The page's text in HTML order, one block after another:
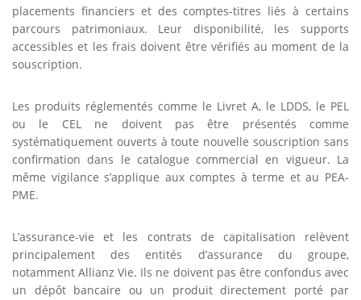
placements financiers et des comptes-titres liés à certains
parcours patrimoniaux. Leur disponibilité, les supports
accessibles et les frais doivent être vérifiés au moment de la
souscription.
Les produits réglementés comme le Livret A, le LDDS, le PEL
ou le CEL ne doivent pas être présentés comme
systématiquement ouverts à toute nouvelle souscription sans
confirmation dans le catalogue commercial en vigueur. La
même vigilance s’applique aux comptes à terme et au PEA-
PME.
L’assurance-vie et les contrats de capitalisation relèvent
principalement des entités d’assurance du groupe,
notamment Allianz Vie. Ils ne doivent pas être confondus avec
un dépôt bancaire ou un produit directement porté par